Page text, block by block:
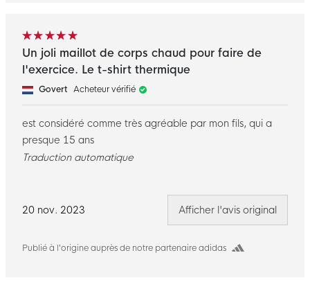
20 nov. 2023
Publié à l’origine auprès de notre partenaire adidas
Un joli maillot de corps chaud pour faire de
l'exercice. Le t-shirt thermique
Govert Acheteur vérifié
est considéré comme très agréable par mon fils, qui a
presque 15 ans
Traduction automatique
Afficher l'avis original